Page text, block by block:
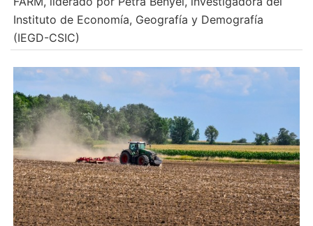
Instituto de Economía, Geografía y Demografía
(IEGD-CSIC)